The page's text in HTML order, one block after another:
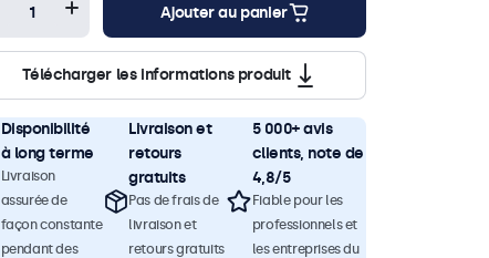
Ajouter au panier
Télécharger les informations produit
Disponibilité
à long terme
Livraison
assurée de
façon constante
pendant des
Livraison et
retours
gratuits
Pas de frais de
livraison et
retours gratuits
5 000+ avis
clients, note de
4,8/5
Fiable pour les
professionnels et
les entreprises du